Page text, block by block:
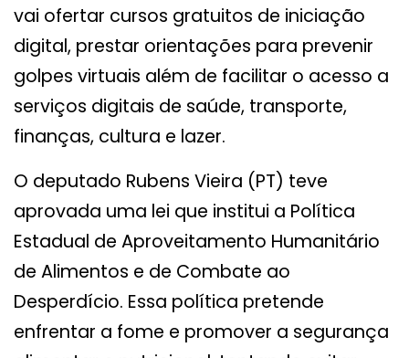
vai ofertar cursos gratuitos de iniciação
digital, prestar orientações para prevenir
golpes virtuais além de facilitar o acesso a
serviços digitais de saúde, transporte,
finanças, cultura e lazer.
O deputado Rubens Vieira (PT) teve
aprovada uma lei que institui a Política
Estadual de Aproveitamento Humanitário
de Alimentos e de Combate ao
Desperdício. Essa política pretende
enfrentar a fome e promover a segurança